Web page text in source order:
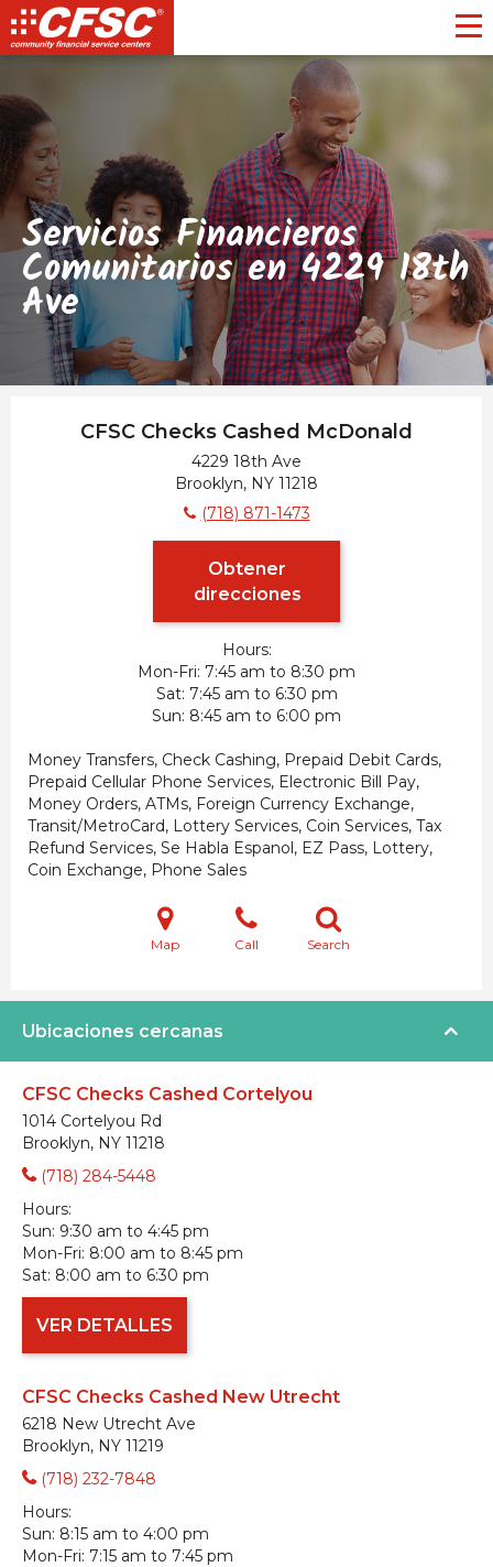
Servicios Financieros
Comunitarios en 4229 18th
Ave
CFSC Checks Cashed McDonald
4229 18th Ave
Brooklyn, NY 11218
(718) 871-1473
Obtener
direcciones
Hours:
Mon-Fri 7:45 am to 8:30 pm
Sat 7:45 am to 6:30 pm
Sun 8:45 am to 6:00 pm
Money Transfers, Check Cashing, Prepaid Debit Cards,
Prepaid Cellular Phone Services, Electronic Bill Pay,
Money Orders, ATMs, Foreign Currency Exchange,
Transit/MetroCard, Lottery Services, Coin Services, Tax
Refund Services, Se Habla Espanol, EZ Pass, Lottery,
Coin Exchange, Phone Sales
Map Call Search
Ubicaciones cercanas
CFSC Checks Cashed Cortelyou
1014 Cortelyou Rd
Brooklyn, NY 11218
(718) 284-5448
Hours:
Sun: 9:30 am to 4:45 pm
Mon-Fri: 8:00 am to 8:45 pm
Sat: 8:00 am to 6:30 pm
VER DETALLES
CFSC Checks Cashed New Utrecht
6218 New Utrecht Ave
Brooklyn, NY 11219
(718) 232-7848
Hours:
Sun: 8:15 am to 4:00 pm
Mon-Fri: 7:15 am to 7:45 pm